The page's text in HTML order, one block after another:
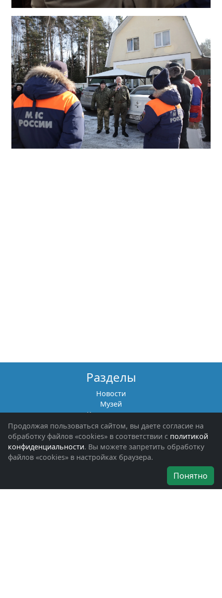
Разделы
Новости
Музей
Книги памяти
Фотоальбомы
Обращения граждан
Помощь участникам СВО и их семьям
Об организации
Наши награды
Продолжая пользоваться сайтом, вы даете согласие на
обработку файлов «cookies» в соответствии с политикой
конфиденциальности. Вы можете запретить обработку
файлов «cookies» в настройках браузера.
Понятно